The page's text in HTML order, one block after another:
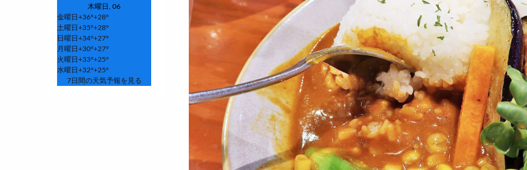
木曜日, 06
金曜日 +36°+28°
土曜日 +35°+28°
日曜日 +34°+27°
月曜日 +30°+27°
火曜日 +33°+25°
水曜日 +32°+25°
7日間の天気予報を見る